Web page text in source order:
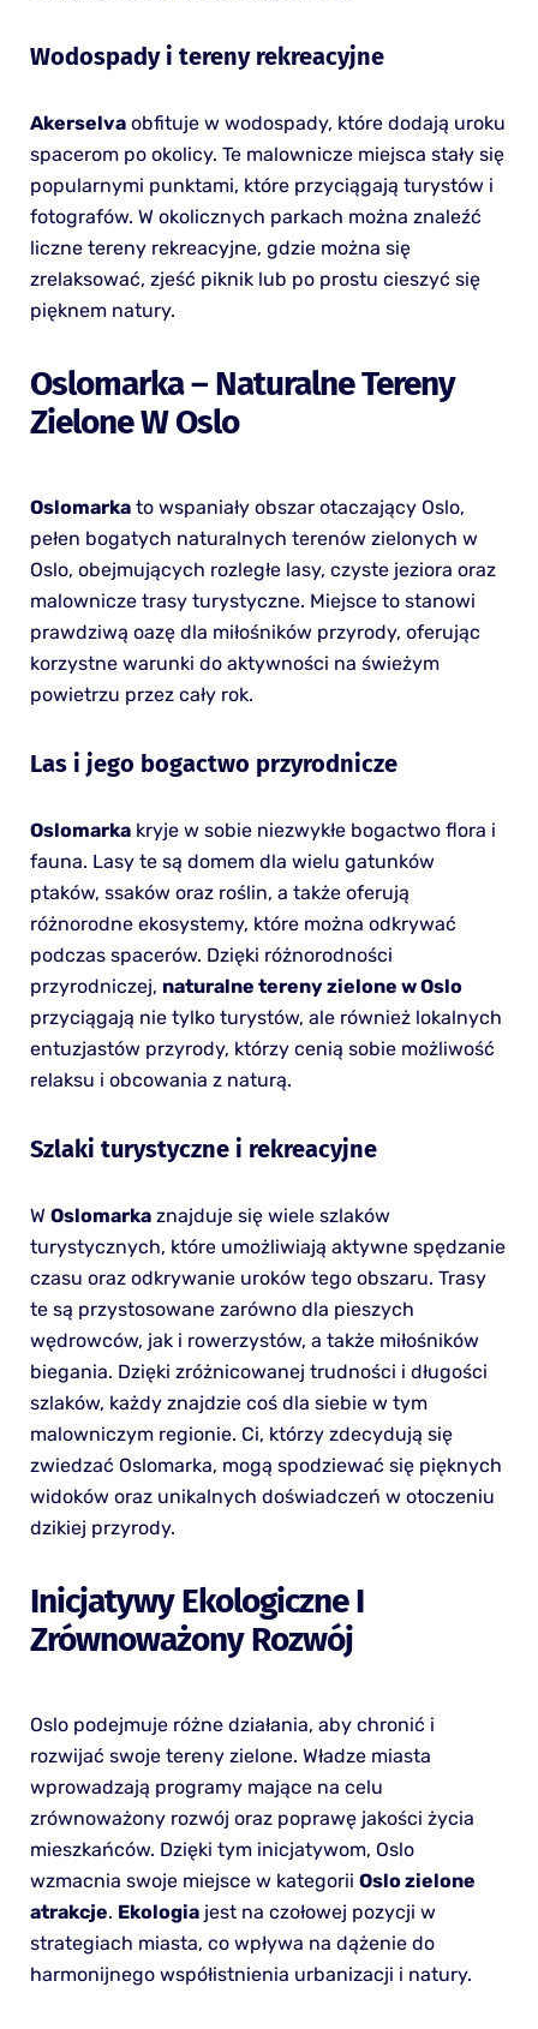
Wodospady i tereny rekreacyjne
Akerselvaobfituje w wodospady, które dodają uroku
spacerom po okolicy. Te malownicze miejsca stały się
popularnymi punktami, które przyciągają turystów i
fotografów. W okolicznych parkach można znaleźć
liczne tereny rekreacyjne, gdzie można się
zrelaksować, zjeść piknik lub po prostu cieszyć się
pięknem natury.
Oslomarka – Naturalne Tereny
Zielone W Oslo
Oslomarkato wspaniały obszar otaczający Oslo,
pełen bogatych naturalnych terenów zielonych w
Oslo, obejmujących rozległe lasy, czyste jeziora oraz
malownicze trasy turystyczne. Miejsce to stanowi
prawdziwą oazę dla miłośników przyrody, oferując
korzystne warunki do aktywności na świeżym
powietrzu przez cały rok.
Las i jego bogactwo przyrodnicze
Oslomarkakryje w sobie niezwykłe bogactwo flora i
fauna. Lasy te są domem dla wielu gatunków
ptaków, ssaków oraz roślin, a także oferują
różnorodne ekosystemy, które można odkrywać
podczas spacerów. Dzięki różnorodności
przyrodniczej, naturalne tereny zielone w Oslo
przyciągają nie tylko turystów, ale również lokalnych
entuzjastów przyrody, którzy cenią sobie możliwość
relaksu i obcowania z naturą.
Szlaki turystyczne i rekreacyjne
W Oslomarkaznajduje się wiele szlaków
turystycznych, które umożliwiają aktywne spędzanie
czasu oraz odkrywanie uroków tego obszaru. Trasy
te są przystosowane zarówno dla pieszych
wędrowców, jak i rowerzystów, a także miłośników
biegania. Dzięki zróżnicowanej trudności i długości
szlaków, każdy znajdzie coś dla siebie w tym
malowniczym regionie. Ci, którzy zdecydują się
zwiedzać Oslomarka, mogą spodziewać się pięknych
widoków oraz unikalnych doświadczeń w otoczeniu
dzikiej przyrody.
Inicjatywy Ekologiczne I
Zrównoważony Rozwój
Oslo podejmuje różne działania, aby chronić i
rozwijać swoje tereny zielone. Władze miasta
wprowadzają programy mające na celu
zrównoważony rozwój oraz poprawę jakości życia
mieszkańców. Dzięki tym inicjatywom, Oslo
wzmacnia swoje miejsce w kategorii Oslo zielone
atrakcje. Ekologiajest na czołowej pozycji w
strategiach miasta, co wpływa na dążenie do
harmonijnego współistnienia urbanizacji i natury.